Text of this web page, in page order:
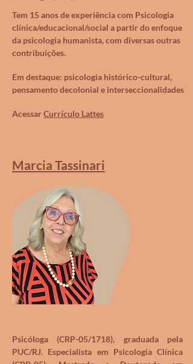
Tem 15 anos de experiência com Psicologia
clínica/educacional/social a partir do enfoque
da psicologia humanista, com diversas outras
contribuições.
Em destaque: psicologia histórico-cultural,
pensamento decolonial e interseccionalidades
AcessarCurrículo Lattes
Marcia Tassinari
Psicóloga (CRP-05/1718), graduada pela
PUC/RJ. Especialista em Psicologia Clínica